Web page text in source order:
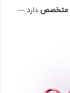
متخصص دارد —